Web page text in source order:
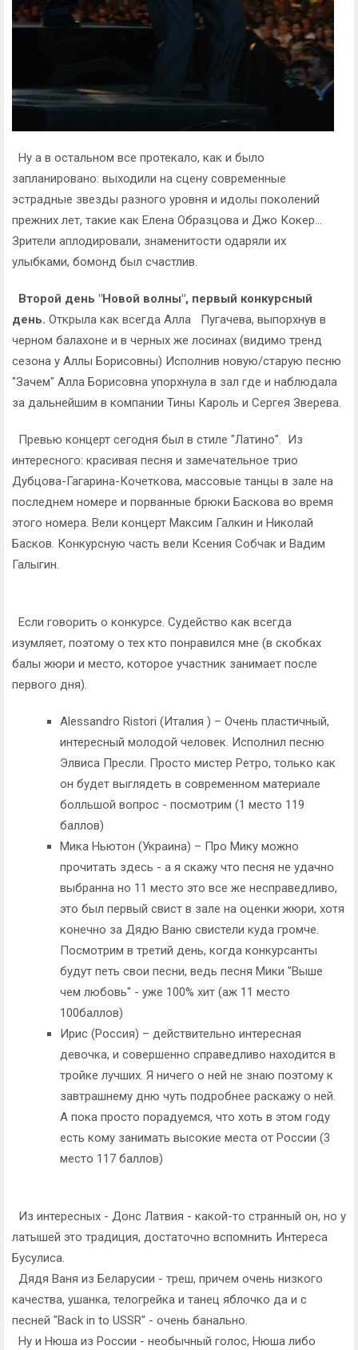
Ну а в остальном все протекало, как и было
запланировано: выходили на сцену современные
эстрадные звезды разного уровня и идолы поколений
прежних лет, такие как Елена Образцова и Джо Кокер...
Зрители аплодировали, знаменитости одаряли их
улыбками, бомонд был счастлив.
Второй день "Новой волны", первый конкурсный
день. Открыла как всегда Алла Пугачева, выпорхнув в
черном балахоне и в черных же лосинах (видимо тренд
сезона у Аллы Борисовны) Исполнив новую/старую песню
"Зачем" Алла Борисовна упорхнула в зал где и наблюдала
за дальнейшим в компании Тины Кароль и Сергея Зверева.
Превью концерт сегодня был в стиле "Латино". Из
интересного: красивая песня и замечательное трио
Дубцова-Гагарина-Кочеткова, массовые танцы в зале на
последнем номере и порванные брюки Баскова во время
этого номера. Вели концерт Максим Галкин и Николай
Басков. Конкурсную часть вели Ксения Собчак и Вадим
Галыгин.
Если говорить о конкурсе. Судейство как всегда
изумляет, поэтому о тех кто понравился мне (в скобках
балы жюри и место, которое участник занимает после
первого дня).
Alessandro Ristori (Италия ) – Очень пластичный,
интересный молодой человек. Исполнил песню
Элвиса Пресли. Просто мистер Ретро, только как
он будет выглядеть в современном материале
болльшой вопрос - посмотрим (1 место 119
баллов)
Мика Ньютон (Украина) – Про Мику можно
прочитать здесь - а я скажу что песня не удачно
выбранна но 11 место это все же несправедливо,
это был первый свист в зале на оценки жюри, хотя
конечно за Дядю Ваню свистели куда громче.
Посмотрим в третий день, когда конкурсанты
будут петь свои песни, ведь песня Мики "Выше
чем любовь" - уже 100% хит (аж 11 место
100баллов)
Ирис (Россия) – действительно интересная
девочка, и совершенно справедливо находится в
тройке лучших. Я ничего о ней не знаю поэтому к
завтрашнему дню чуть подробнее раскажу о ней.
А пока просто порадуемся, что хоть в этом году
есть кому занимать высокие места от России (3
место 117 баллов)
Из интересных - Донс Латвия - какой-то странный он, но у
латышей это традиция, достаточно вспомнить Интереса
Бусулиса.
Дядя Ваня из Беларусии - треш, причем очень низкого
качества, ушанка, телогрейка и танец яблочко да и с
песней "Back in to USSR" - ​очень банально.
Ну и Нюша из России - необычный голос, Нюша либо